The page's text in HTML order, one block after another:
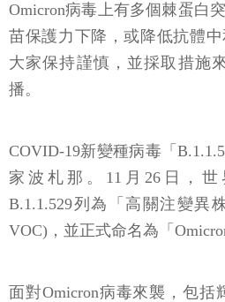
Omicron病毒上有多個棘蛋白
苗保護力下降，或降低抗體
大家保持謹慎，並採取措施
播。
COVID-19新變種病毒「
家波札那。11月26日，世
B.1.1.529列為「高關注變異
VOC)，並正式命名為「
面對Omicron病毒來襲，包括